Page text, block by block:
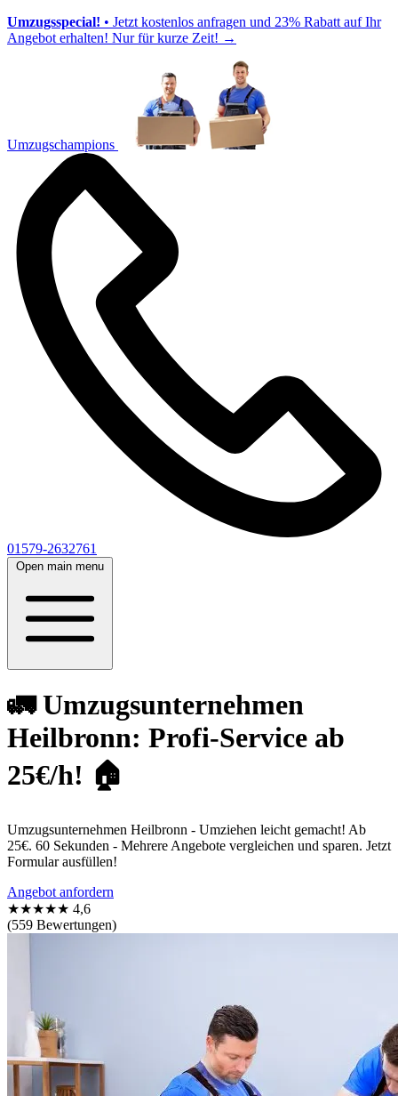
Umzugsspecial! • Jetzt kostenlos anfragen und 23% Rabatt auf Ihr
Angebot erhalten! Nur für kurze Zeit! →
Umzugschampions
01579-2632761
Open main menu
🚛 Umzugsunternehmen
Heilbronn: Profi-Service ab
25€/h! 🏠
Umzugsunternehmen Heilbronn - Umziehen leicht gemacht! Ab
25€. 60 Sekunden - Mehrere Angebote vergleichen und sparen. Jetzt
Formular ausfüllen!
Angebot anfordern
★★★★★ 4,6
(559 Bewertungen)